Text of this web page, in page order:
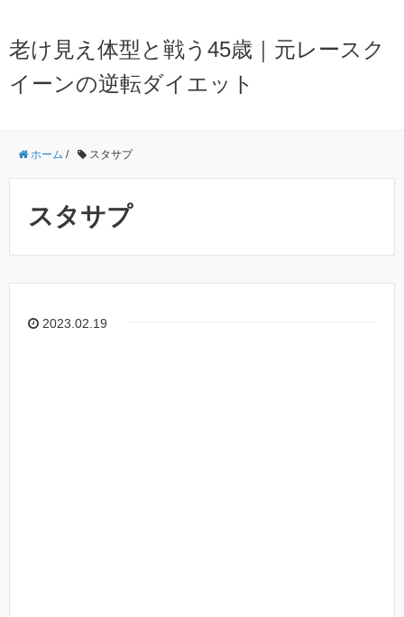
老け見え体型と戦う45歳｜元レースク
イーンの逆転ダイエット
ホーム / スタサプ
スタサプ
2023.02.19